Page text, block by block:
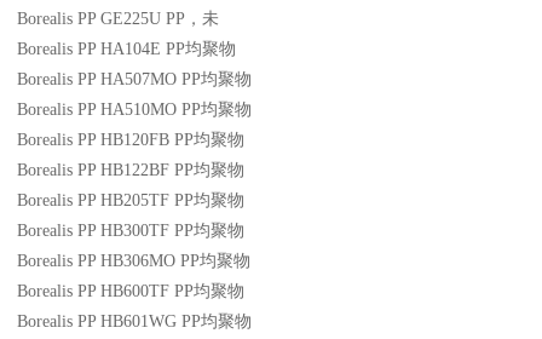
Borealis PP GE225U PP ，未
Borealis PP HA104E PP均聚物
Borealis PP HA507MO PP均聚物
Borealis PP HA510MO PP均聚物
Borealis PP HB120FB PP均聚物
Borealis PP HB122BF PP均聚物
Borealis PP HB205TF PP均聚物
Borealis PP HB300TF PP均聚物
Borealis PP HB306MO PP均聚物
Borealis PP HB600TF PP均聚物
Borealis PP HB601WG PP均聚物